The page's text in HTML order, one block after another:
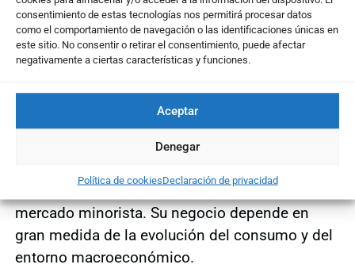
consentimiento de estas tecnologías nos permitirá procesar datos
como el comportamiento de navegación o las identificaciones únicas en
este sitio. No consentir o retirar el consentimiento, puede afectar
negativamente a ciertas características y funciones.
Aceptar
Denegar
Política de cookiesDeclaración de privacidad
soporte en los 54,11 dólaresy unapróxima
resistencia en la zona de los 68,20 dólares,
referencias que marcarán la evolución del
precio en las próximas semanas.
Sonic Automotive es uno de los principales
grupos estadounidenses de distribución de
concesionarios y presencia relevante en el
mercado minorista. Su negocio depende en
gran medida de la evolución del consumo y del
entorno macroeconómico.